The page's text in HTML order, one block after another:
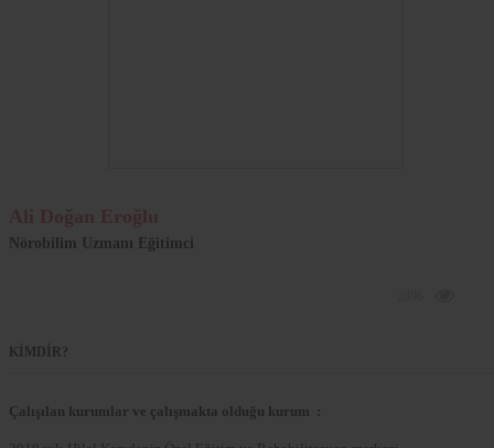
Nörobilim Uzmanı Eğitimci
KİMDİR?
Çalışılan kurumlar ve çalışmakta olduğu kurum :